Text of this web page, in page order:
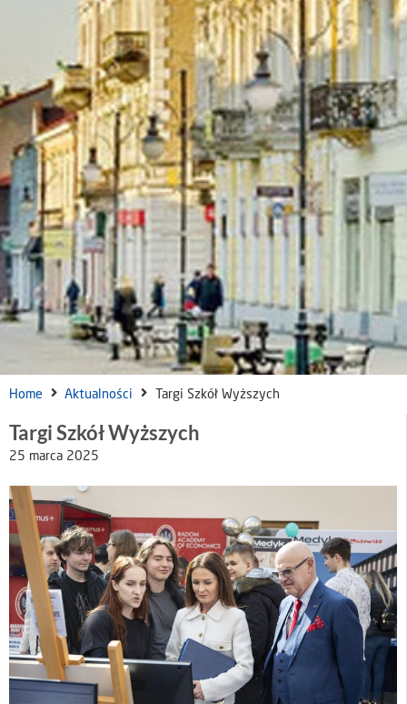
Home Aktualności Targi Szkół Wyższych
Targi Szkół Wyższych
25 marca 2025